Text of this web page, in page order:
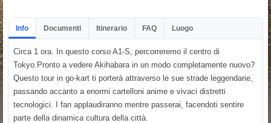
Info Documenti Itinerario FAQ Luogo
Circa 1 ora. In questo corso A1-S, percorreremo il centro di
Tokyo.Pronto a vedere Akihabara in un modo completamente nuovo?
Questo tour in go-kart ti porterà attraverso le sue strade leggendarie,
passando accanto a enormi cartelloni anime e vivaci distretti
tecnologici. I fan applaudiranno mentre passerai, facendoti sentire
parte della dinamica cultura della città.